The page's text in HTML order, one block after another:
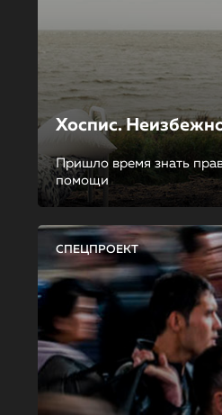
Хоспис.
Пришло время знать
помощи
СПЕЦПРОЕКТ